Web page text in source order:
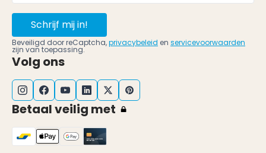
Schrijf mij in!
Beveiligd door reCaptcha,privacybeleid en servicevoorwaarden
zijn van toepassing.
Volg ons
Betaal veilig met